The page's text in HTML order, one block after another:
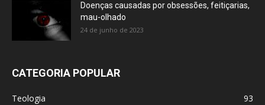
Doenças causadas por obsessões, feitiçarias,
mau-olhado
24 de junho de 2023
CATEGORIA POPULAR
Teologia
93